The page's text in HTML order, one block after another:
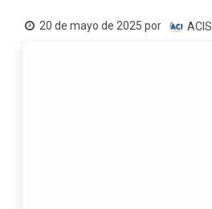
20 de mayo de 2025 por ACIS